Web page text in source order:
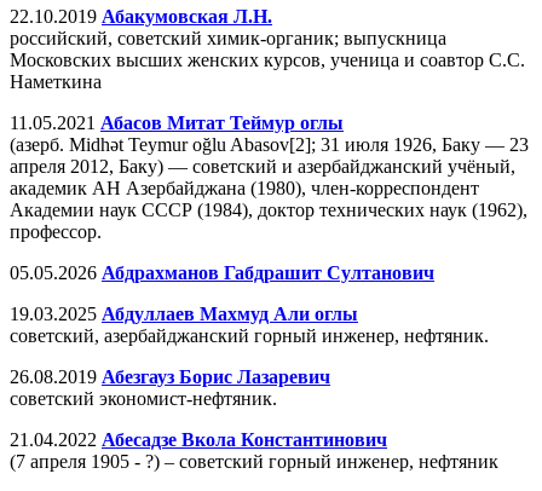
22.10.2019 Абакумовская Л.Н.
российский, советский химик-органик; выпускница
Московских высших женских курсов, ученица и соавтор С.С.
Наметкина
11.05.2021 Абасов Митат Теймур оглы
(азерб. Midhət Teymur oğlu Abasov[2]; 31 июля 1926, Баку — 23
апреля 2012, Баку) — советский и азербайджанский учёный,
академик АН Азербайджана (1980), член-корреспондент
Академии наук СССР (1984), доктор технических наук (1962),
профессор.
05.05.2026 Абдрахманов Габдрашит Султанович
19.03.2025 Абдуллаев Махмуд Али оглы
советский, азербайджанский горный инженер, нефтяник.
26.08.2019 Абезгауз Борис Лазаревич
советский экономист-нефтяник.
21.04.2022 Абесадзе Вкола Константинович
(7 апреля 1905 - ?) – советский горный инженер, нефтяник